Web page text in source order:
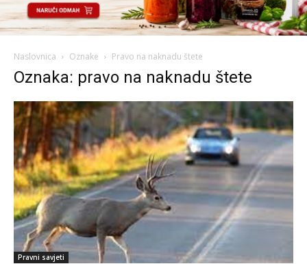
Naslovnica Oznake Pravo na naknadu štete
Oznaka: pravo na naknadu štete
Pravni savjeti